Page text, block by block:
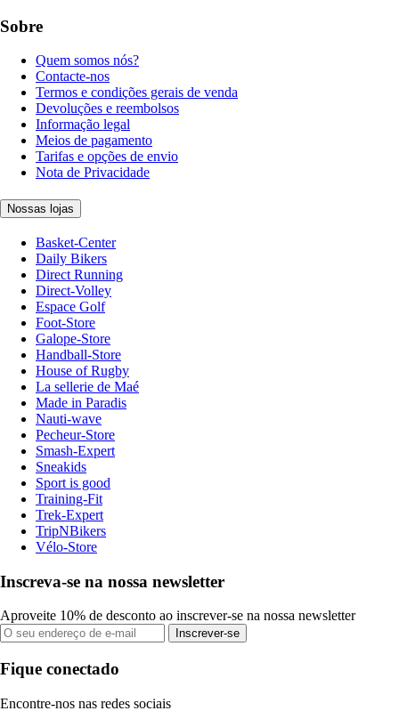
Sobre
Quem somos nós?
Contacte-nos
Termos e condições gerais de venda
Devoluções e reembolsos
Informação legal
Meios de pagamento
Tarifas e opções de envio
Nota de Privacidade
Nossas lojas
Basket-Center
Daily Bikers
Direct Running
Direct-Volley
Espace Golf
Foot-Store
Galope-Store
Handball-Store
House of Rugby
La sellerie de Maé
Made in Paradis
Nauti-wave
Pecheur-Store
Smash-Expert
Sneakids
Sport is good
Training-Fit
Trek-Expert
TripNBikers
Vélo-Store
Inscreva-se na nossa newsletter
Aproveite 10% de desconto ao inscrever-se na nossa newsletter
Inscrever-se
Fique conectado
Encontre-nos nas redes sociais